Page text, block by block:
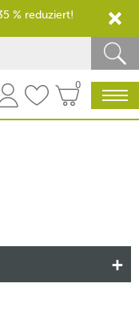
0
% reduziert!